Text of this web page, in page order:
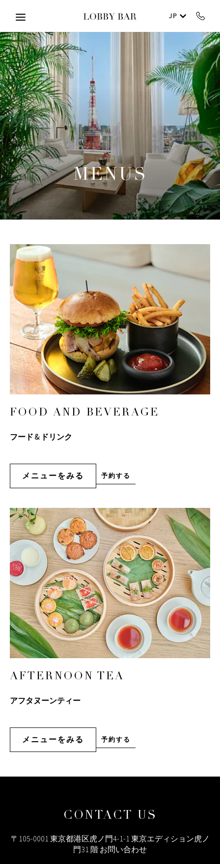
JP
MENUS
FOOD AND BEVERAGE
フード & ドリンク
メニューをみる
メ
ニ
を
み
る
予約する
予
約
AFTERNOON TEA
アフタヌーンティー
メニューをみる
メ
ニ
を
予約する
予
約
CONTACT US
〒105-0001 東京都港区虎ノ門4-1-1 東京エディション虎ノ
門31 階 お問い合わせ